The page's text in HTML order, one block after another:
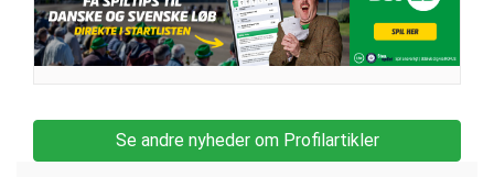
Se andre nyheder om Profilartikler